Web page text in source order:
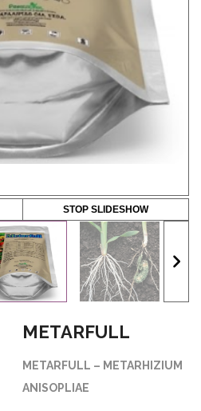
STOP SLIDESHOW
METARFULL
METARFULL – METARHIZIUM
ANISOPLIAE